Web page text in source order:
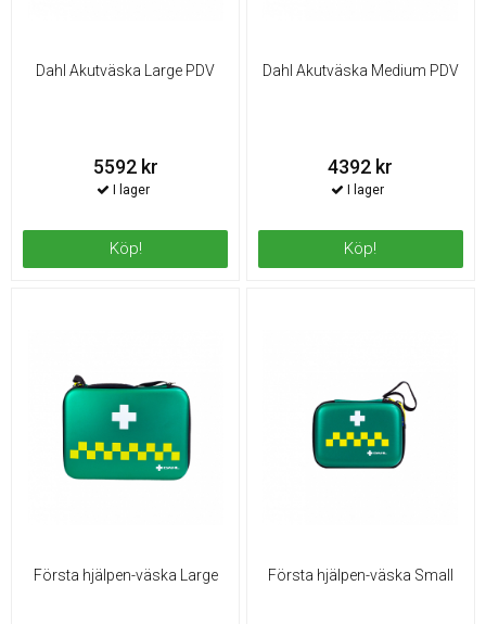
Dahl Akutväska Large PDV
5592 kr
Köp!
Dahl Akutväska Medium PDV
4392 kr
Köp!
Första hjälpen-väska Large Första hjälpen-väska Small